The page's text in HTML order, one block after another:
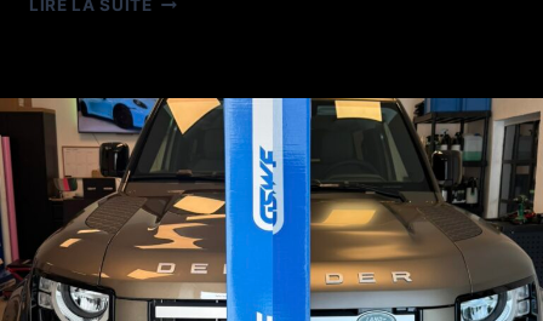
LIRE LA SUITE
BY
SB
DETAILING